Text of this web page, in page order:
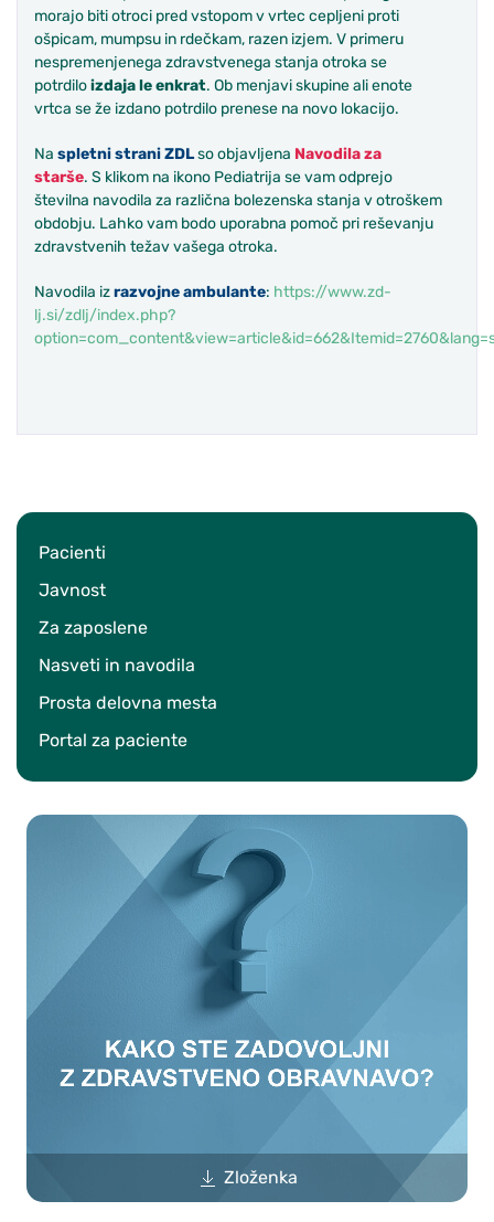
Pacienti
Javnost
Za zaposlene
Nasveti in navodila
Prosta delovna mesta
Portal za paciente
Zloženka
morajo biti otroci pred vstopom v vrtec cepljeni proti
ošpicam, mumpsu in rdečkam, razen izjem. V primeru
nespremenjenega zdravstvenega stanja otroka se
potrdiloizdaja le enkrat. Ob menjavi skupine ali enote
vrtca se že izdano potrdilo prenese na novo lokacijo.
Na spletni strani ZDLso objavljena Navodila za
starše. S klikom na ikono Pediatrija se vam odprejo
številna navodila za različna bolezenska stanja v otroškem
obdobju. Lahko vam bodo uporabna pomoč pri reševanju
zdravstvenih težav vašega otroka.
Navodila izrazvojne ambulante: https://www.zd-
lj.si/zdlj/index.php?